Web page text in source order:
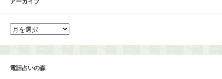
アーカイブ
ア
ー
イ
電話占いの森